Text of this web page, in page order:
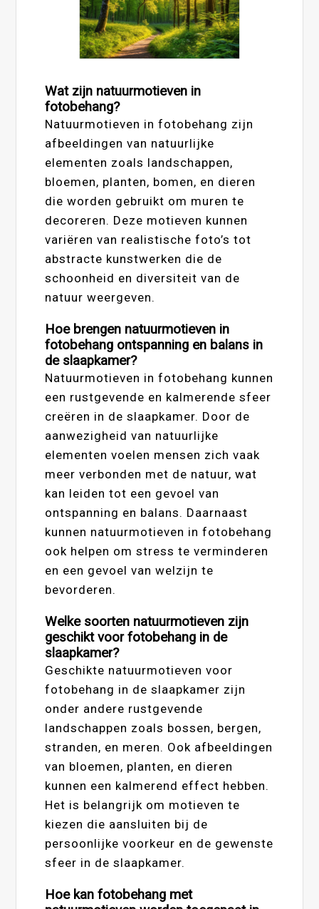
Wat zijn natuurmotieven in
fotobehang?
Natuurmotieven in fotobehang zijn
afbeeldingen van natuurlijke
elementen zoals landschappen,
bloemen, planten, bomen, en dieren
die worden gebruikt om muren te
decoreren. Deze motieven kunnen
variëren van realistische foto’s tot
abstracte kunstwerken die de
schoonheid en diversiteit van de
natuur weergeven.
Hoe brengen natuurmotieven in
fotobehang ontspanning en balans in
de slaapkamer?
Natuurmotieven in fotobehang kunnen
een rustgevende en kalmerende sfeer
creëren in de slaapkamer. Door de
aanwezigheid van natuurlijke
elementen voelen mensen zich vaak
meer verbonden met de natuur, wat
kan leiden tot een gevoel van
ontspanning en balans. Daarnaast
kunnen natuurmotieven in fotobehang
ook helpen om stress te verminderen
en een gevoel van welzijn te
bevorderen.
Welke soorten natuurmotieven zijn
geschikt voor fotobehang in de
slaapkamer?
Geschikte natuurmotieven voor
fotobehang in de slaapkamer zijn
onder andere rustgevende
landschappen zoals bossen, bergen,
stranden, en meren. Ook afbeeldingen
van bloemen, planten, en dieren
kunnen een kalmerend effect hebben.
Het is belangrijk om motieven te
kiezen die aansluiten bij de
persoonlijke voorkeur en de gewenste
sfeer in de slaapkamer.
Hoe kan fotobehang met